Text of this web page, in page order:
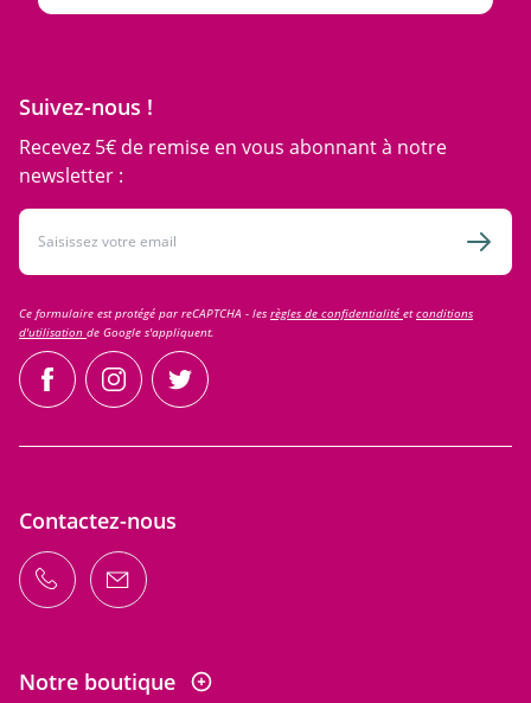
Suivez-nous !
Recevez 5€ de remise en vous abonnant à notre
newsletter :
Adresse email
Ce formulaire est protégé par reCAPTCHA - les règles de confidentialité etconditions
d'utilisation de Google s'appliquent.
facebookinstagramtwitter
Contactez-nous
Notre boutique